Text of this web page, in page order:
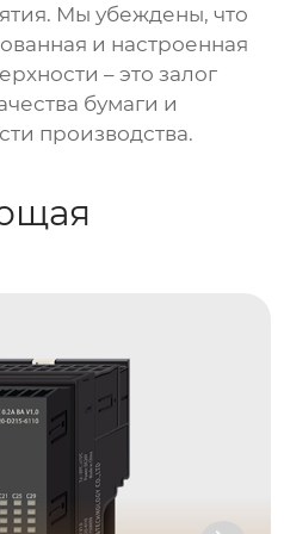
Мы убеждены, что
и настроенная
– это залог
бумаги и
производства.